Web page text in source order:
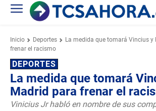
Inicio Deportes
La medida que tomará Vincius y
frenar el racismo
DEPORTES
La medida que tomará
Madrid para frenar el
Vinicius Jr habló en nombre de sus